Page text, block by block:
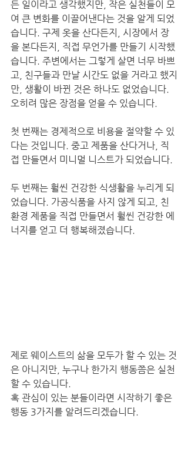
든 일이라고 생각했지만, 작은 실천들이 모
여 큰 변화를 이끌어낸다는 것을 알게 되었
습니다. 구제 옷을 산다든지, 시장에서 장
을 본다든지, 직접 무언가를 만들기 시작했
습니다. 주변에서는 그렇게 살면 너무 바쁘
고, 친구들과 만날 시간도 없을 거라고 했지
만, 생활이 바뀐 것은 하나도 없었습니다.
오히려 많은 장점을 얻을 수 있습니다.
첫 번째는 경제적으로 비용을 절약할 수 있
다는 것입니다. 중고 제품을 산다거나, 직
접 만들면서 미니멀 니스트가 되었습니다.
두 번째는 훨씬 건강한 식생활을 누리게 되
었습니다. 가공식품을 사지 않게 되고, 친
환경 제품을 직접 만들면서 훨씬 건강한 에
너지를 얻고 더 행복해졌습니다.
제로 웨이스트의 삶을 모두가 할 수 있는 것
은 아니지만, 누구나 한가지 행동쯤은 실천
할 수 있습니다.
혹 관심이 있는 분들이라면 시작하기 좋은
행동 3가지를 알려드리겠습니다.